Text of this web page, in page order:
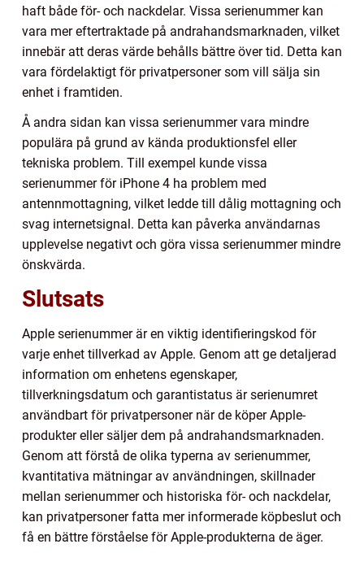
haft både för- och nackdelar. Vissa serienummer kan
vara mer eftertraktade på andrahandsmarknaden, vilket
innebär att deras värde behålls bättre över tid. Detta kan
vara fördelaktigt för privatpersoner som vill sälja sin
enhet i framtiden.
Å andra sidan kan vissa serienummer vara mindre
populära på grund av kända produktionsfel eller
tekniska problem. Till exempel kunde vissa
serienummer för iPhone 4 ha problem med
antennmottagning, vilket ledde till dålig mottagning och
svag internetsignal. Detta kan påverka användarnas
upplevelse negativt och göra vissa serienummer mindre
önskvärda.
Slutsats
Apple serienummer är en viktig identifieringskod för
varje enhet tillverkad av Apple. Genom att ge detaljerad
information om enhetens egenskaper,
tillverkningsdatum och garantistatus är serienumret
användbart för privatpersoner när de köper Apple-
produkter eller säljer dem på andrahandsmarknaden.
Genom att förstå de olika typerna av serienummer,
kvantitativa mätningar av användningen, skillnader
mellan serienummer och historiska för- och nackdelar,
kan privatpersoner fatta mer informerade köpbeslut och
få en bättre förståelse för Apple-produkterna de äger.